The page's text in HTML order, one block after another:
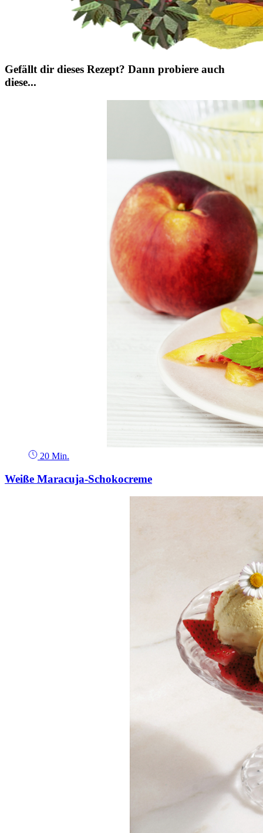
Gefällt dir dieses Rezept? Dann probiere auch
diese...
20 Min.
Weiße Maracuja-Schokocreme